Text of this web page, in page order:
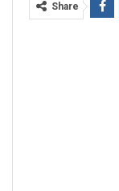
Share